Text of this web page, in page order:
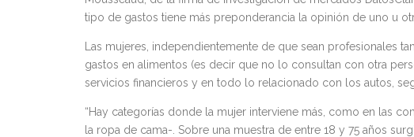
tipo de gastos tiene más preponderancia la opinión de uno u
Las mujeres, independientemente de que sean profesionales
gastos en alimentos (es decir que no lo consultan con otra
servicios financieros y en todo lo relacionado con los autos,
“Hay categorías donde la mujer interviene más, como en las
la ropa de cama-. Sobre una muestra de entre 18 y 75 años